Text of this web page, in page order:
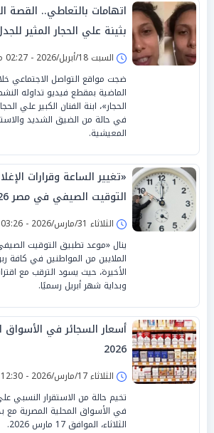
اتهامات بالتعاطي.. القصة
بثينة علي الحجار المثير
السبت 18/أبريل/2026 - 02:27 م
ضجت مواقع التواصل الاجتماعي
الماضية بمقطع فيديو تداوله
الحجار»، ابنة الفنان الكبير علي
في حالة من الضيق الشديد
المعيشية.
«تغيير الساعة وقرارات
التوقيت الصيفي في مصر 2026
الثلاثاء 31/مارس/2026 - 03:26 م
الملايين من المواطنين في كافة
الأخيرة، حيث يسود الترقب مع
وبداية شهر أبريل رسميًا.
2026
الثلاثاء 17/مارس/2026 - 12:30 م
تخيم حالة من الاستقرار النسبي
في الأسواق المحلية المصرية مع
الثلاثاء، الموافق 17 مارس 2026.